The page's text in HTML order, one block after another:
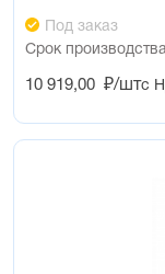
Под заказ
Срок
10 919,00 ₽/штс